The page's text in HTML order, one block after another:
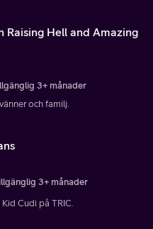
Raising Hell and Amazing
3+ månader
och familj.
3+ månader
Cudi på TRIC.